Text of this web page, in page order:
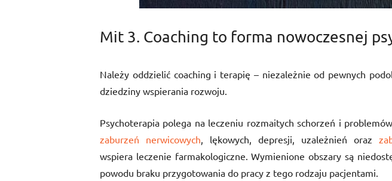
Mit 3. Coaching to forma nowoczesnej
Należy oddzielić coaching i terapię – niezależnie od pewnych
dziedziny wspierania rozwoju.
Psychoterapia polega na leczeniu rozmaitych schorzeń i
zaburzeń nerwicowych, lękowych, depresji, uzależnień oraz
wspiera leczenie farmakologiczne. Wymienione obszary są
powodu braku przygotowania do pracy z tego rodzaju pacjentami.